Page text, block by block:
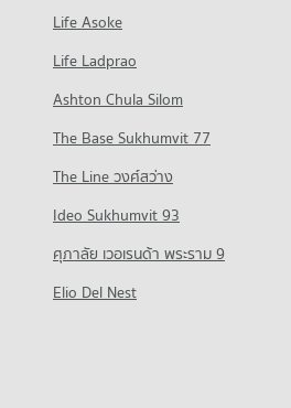
Beach
Beach
HospitalLife Asoke
Life Ladprao
Ashton Chula Silom
The Base Sukhumvit 77
The Line วงศ์สว่าง
Ideo Sukhumvit 93
ศุภาลัย เวอเรนด้า พระราม 9
Elio Del Nest